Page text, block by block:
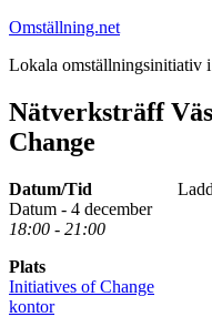
Hoppa
innehåll
Omställning.net
Lokala omställningsinitiativ
Nätverksträff
Change
Datum/Tid
Datum - 4 december
18:00 - 21:00
Plats
Initiatives of Change
kontor